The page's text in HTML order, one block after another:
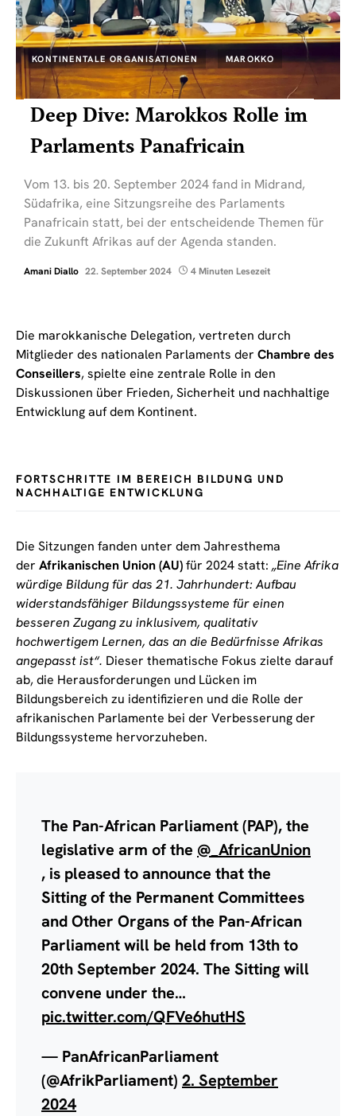
KONTINENTALE ORGANISATIONEN MAROKKO
Deep Dive: Marokkos Rolle im
Parlaments Panafricain
Vom 13. bis 20. September 2024 fand in Midrand,
Südafrika, eine Sitzungsreihe des Parlaments
Panafricain statt, bei der entscheidende Themen für
die Zukunft Afrikas auf der Agenda standen.
Amani Diallo 22. September 2024 4 Minuten Lesezeit
Die marokkanische Delegation, vertreten durch
Mitglieder des nationalen Parlaments der Chambre des
Conseillers, spielte eine zentrale Rolle in den
Diskussionen über Frieden, Sicherheit und nachhaltige
Entwicklung auf dem Kontinent.
FORTSCHRITTE IM BEREICH BILDUNG UND
NACHHALTIGE ENTWICKLUNG
Die Sitzungen fanden unter dem Jahresthema
der Afrikanischen Union (AU)für 2024 statt: „Eine Afrika
würdige Bildung für das 21. Jahrhundert: Aufbau
widerstandsfähiger Bildungssysteme für einen
besseren Zugang zu inklusivem, qualitativ
hochwertigem Lernen, das an die Bedürfnisse Afrikas
angepasst ist“. Dieser thematische Fokus zielte darauf
ab, die Herausforderungen und Lücken im
Bildungsbereich zu identifizieren und die Rolle der
afrikanischen Parlamente bei der Verbesserung der
Bildungssysteme hervorzuheben.
The Pan-African Parliament (PAP), the
legislative arm of the @_AfricanUnion
, is pleased to announce that the
Sitting of the Permanent Committees
and Other Organs of the Pan-African
Parliament will be held from 13th to
20th September 2024. The Sitting will
convene under the…
pic.twitter.com/QFVe6hutHS
— PanAfricanParliament
(@AfrikParliament) 2. September
2024